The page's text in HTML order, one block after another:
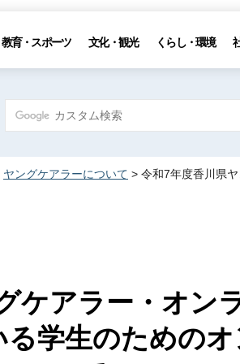
育・スポーツ 文化・観光 くらし・環境
ヤングケアラーについて > 令和7年度香川県
ケアラー・オン
る学生のための